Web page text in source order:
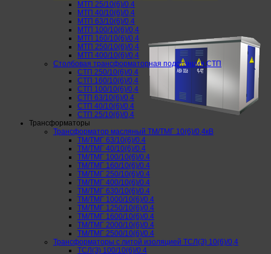
МТП 25/10(6)/0,4
МТП 40/10(6)/0,4
МТП 63/10(6)/0,4
МТП 100/10(6)/0,4
МТП 160/10(6)/0,4
МТП 250/10(6)/0,4
МТП 400/10(6)/0,4
Столбовая трансформаторная подстанция СТП
СТП 250/10(6)/0,4
СТП 160/10(6)/0,4
СТП 100/10(6)/0,4
СТП 63/10(6)/0,4
СТП 40/10(6)/0,4
СТП 25/10(6)/0,4
Трансформаторы
Трансформатор масляный ТМ/ТМГ 10(6)/0,4кВ
ТМ/ТМГ 63/10(6)/0.4
ТМ/ТМГ 40/10(6)/0.4
ТМ/ТМГ 100/10(6)/0.4
ТМ/ТМГ 160/10(6)/0.4
ТМ/ТМГ 250/10(6)/0.4
ТМ/ТМГ 400/10(6)/0.4
ТМ/ТМГ 630/10(6)/0.4
ТМ/ТМГ 1000/10(6)/0.4
ТМ/ТМГ 1250/10(6)/0.4
ТМ/ТМГ 1600/10(6)/0.4
ТМ/ТМГ 2000/10(6)/0.4
ТМ/ТМГ 2500/10(6)/0.4
Трансформаторы с литой изоляцией ТСЛ(З) 10(6)/0,4
ТСЛ(З) 100/10(6)/0.4